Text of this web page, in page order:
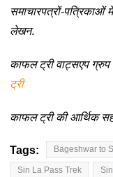
समाचारपत्रों-
लेखन.
काफल ट्री वाट्सएप
ट्री
काफल ट्री की आर्थिक
Tags: Bageshwar to
Sin La Pass Trek